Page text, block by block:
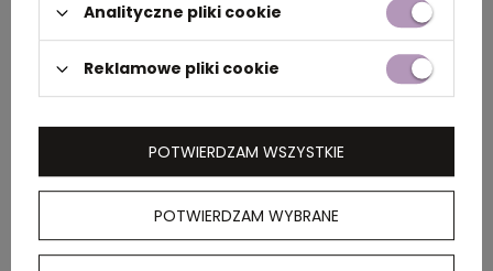
Wymiary
kartonu
25 x 54 x 24 cm
zewnętrznego
11 kg
Analityczne pliki cookie
Reklamowe pliki cookie
POTWIERDZAM WYBRANE
POTWIERDZAM WSZYSTKIE